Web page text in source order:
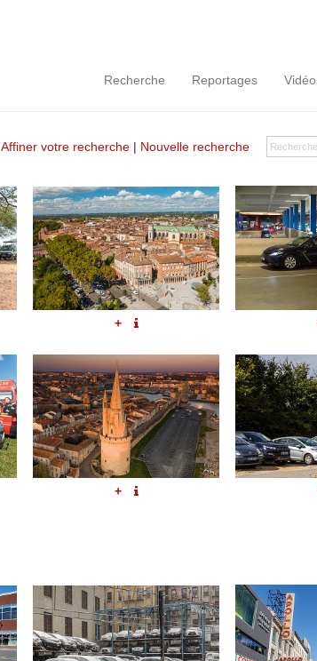
Recherche Reportages
Affiner votre recherche | Nouvelle recherche
+
+